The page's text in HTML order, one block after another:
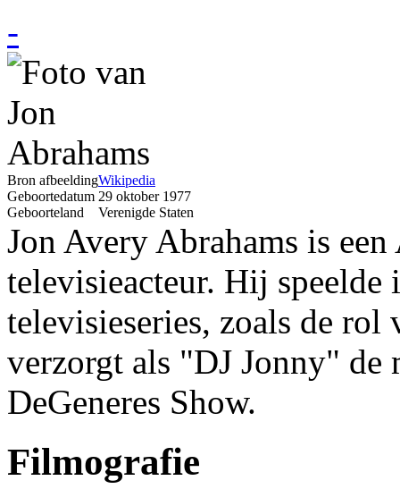
-
Bron afbeeldingWikipedia
Geboortedatum 29 oktober 1977
Geboorteland
Verenigde Staten
Jon Avery Abrahams is
televisieacteur. Hij
televisieseries, zoals de
verzorgt als "DJ Jonny" de
DeGeneres Show.
Filmografie